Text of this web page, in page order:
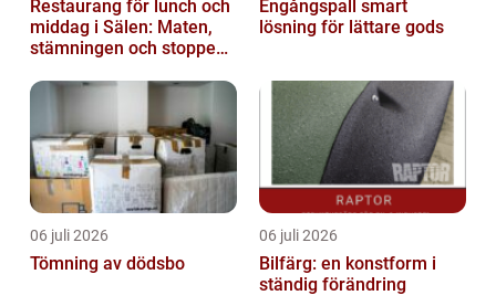
Restaurang för lunch och
middag i Sälen: Maten,
stämningen och stoppen
Engångspall smart
lösning för lättare gods
06 juli 2026
Tömning av dödsbo
06 juli 2026
Bilfärg: en konstform i
ständig förändring